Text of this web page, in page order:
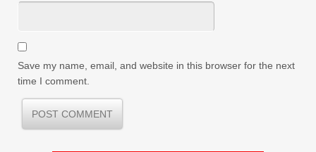
Save my name, email, and website in this browser for the next
time I comment.